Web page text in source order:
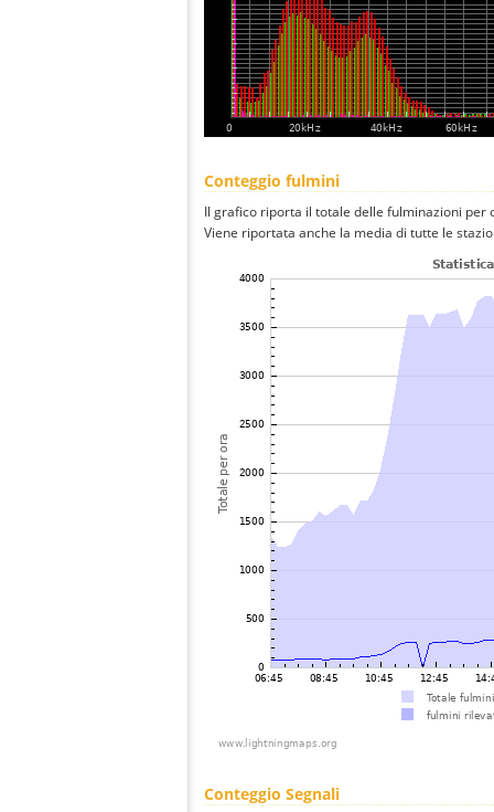
Conteggio fulmini
Il grafico riporta il totale delle fulminazioni
Viene riportata anche la media di tutte le
Conteggio Segnali